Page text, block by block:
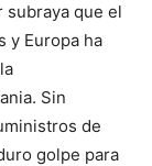
subraya que el
y Europa ha
Sin
de
golpe para